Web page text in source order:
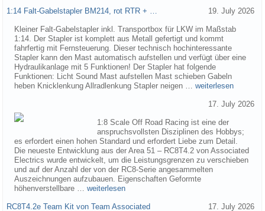
1:14 Falt-Gabelstapler BM214, rot RTR + … 19. July 2026
Kleiner Falt-Gabelstapler inkl. Transportbox für LKW im Maßstab
1:14. Der Stapler ist komplett aus Metall gefertigt und kommt
fahrfertig mit Fernsteuerung. Dieser technisch hochinteressante
Stapler kann den Mast automatisch aufstellen und verfügt über eine
Hydraulikanlage mit 5 Funktionen! Der Stapler hat folgende
Funktionen: Licht Sound Mast aufstellen Mast schieben Gabeln
heben Knicklenkung Allradlenkung Stapler neigen … weiterlesen
17. July 2026
1:8 Scale Off Road Racing ist eine der
anspruchsvollsten Disziplinen des Hobbys;
es erfordert einen hohen Standard und erfordert Liebe zum Detail.
Die neueste Entwicklung aus der Area 51 – RC8T4.2 von Associated
Electrics wurde entwickelt, um die Leistungsgrenzen zu verschieben
und auf der Anzahl der von der RC8-Serie angesammelten
Auszeichnungen aufzubauen. Eigenschaften Geformte
höhenverstellbare … weiterlesen
RC8T4.2e Team Kit von Team Associated 17. July 2026